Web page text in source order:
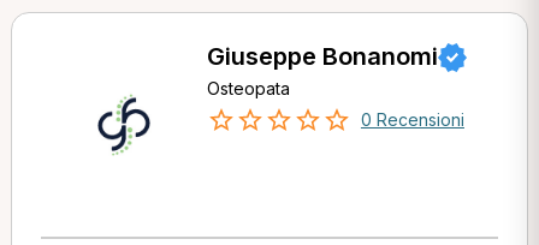
Giuseppe Bonanomi
Osteopata
0 Recensioni